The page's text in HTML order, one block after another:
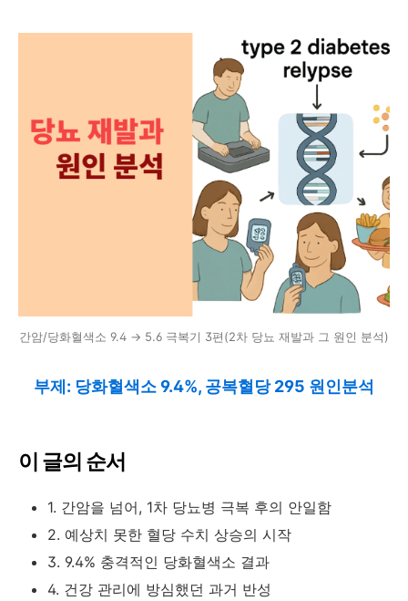
간암/당화혈색소 9.4 → 5.6 극복기 3편(2차 당뇨 재발과 그 원인 분석)
부제: 당화혈색소 9.4%, 공복혈당 295 원인분석
이 글의 순서
1. 간암을 넘어, 1차 당뇨병 극복 후의 안일함
2. 예상치 못한 혈당 수치 상승의 시작
3. 9.4% 충격적인 당화혈색소 결과
4. 건강 관리에 방심했던 과거 반성